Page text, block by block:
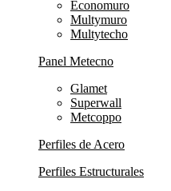
Economuro
Multymuro
Multytecho
Panel Metecno
Glamet
Superwall
Metcoppo
Perfiles de Acero
Perfiles Estructurales